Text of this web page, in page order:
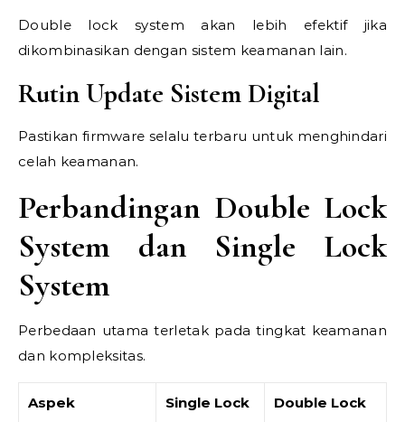
Double lock system akan lebih efektif jika
dikombinasikan dengan sistem keamanan lain.
Rutin Update Sistem Digital
Pastikan firmware selalu terbaru untuk menghindari
celah keamanan.
Perbandingan Double Lock
System dan Single Lock
System
Perbedaan utama terletak pada tingkat keamanan
dan kompleksitas.
Aspek Single Lock Double Lock